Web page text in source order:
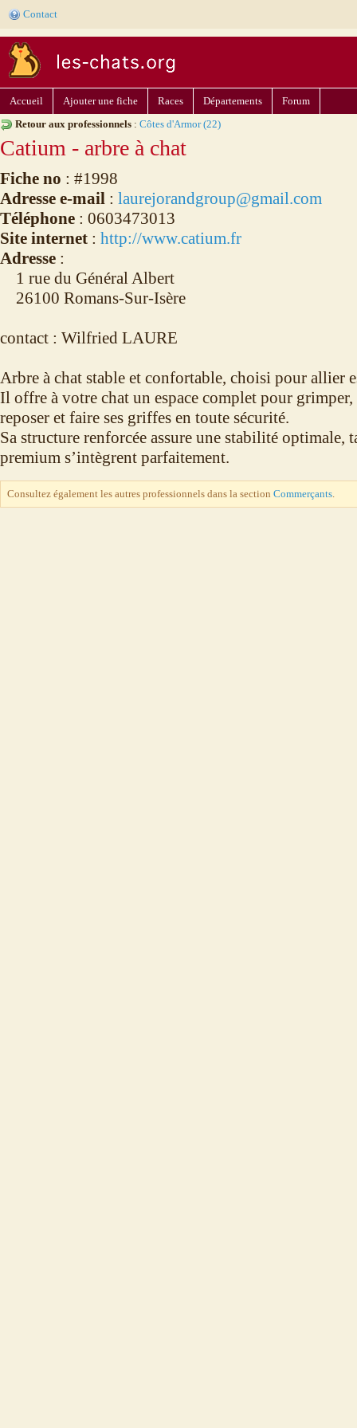
Contact
Accueil Ajouter une fiche Races Départements
Forum
Retour aux professionnels : Côtes d'Armor (22)
Catium - arbre à chat
Fiche no : #1998
Adresse e-mail : laurejorandgroup@gmail.com
Téléphone : 0603473013
Site internet : http://www.catium.fr
Adresse :
1 rue du Général Albert
26100 Romans-Sur-Isère
contact : Wilfried LAURE
Arbre à chat stable et confortable, choisi pour allier
Il offre à votre chat un espace complet pour grimper,
reposer et faire ses griffes en toute sécurité.
Sa structure renforcée assure une stabilité optimale,
premium s’intègrent parfaitement.
Consultez également les autres professionnels dans la section Commerçants.